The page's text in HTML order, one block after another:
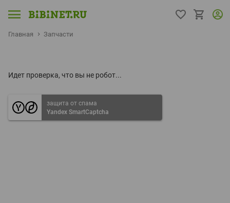
Главная Запчасти
Идет проверка, что вы не робот...
защита от спама
Yandex SmartCaptcha